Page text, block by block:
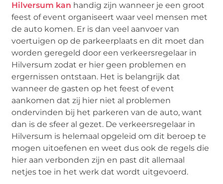
Hilversum kan handig zijn wanneer je een groot
feest of event organiseert waar veel mensen met
de auto komen. Er is dan veel aanvoer van
voertuigen op de parkeerplaats en dit moet dan
worden geregeld door een verkeersregelaar in
Hilversum zodat er hier geen problemen en
ergernissen ontstaan. Het is belangrijk dat
wanneer de gasten op het feest of event
aankomen dat zij hier niet al problemen
ondervinden bij het parkeren van de auto, want
dan is de sfeer al gezet. De verkeersregelaar in
Hilversum is helemaal opgeleid om dit beroep te
mogen uitoefenen en weet dus ook de regels die
hier aan verbonden zijn en past dit allemaal
netjes toe in het werk dat wordt uitgevoerd.